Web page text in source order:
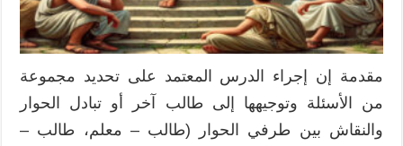
مقدمة إن إجراء الدرس المعتمد على تحديد مجموعة
من الأسئلة وتوجيهها إلى طالب آخر أو تبادل الحوار
والنقاش بين طرفي الحوار (طالب – معلم، طالب –